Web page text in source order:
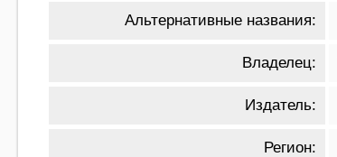
Альтернативные названия:
Владелец:
Издатель:
Регион: